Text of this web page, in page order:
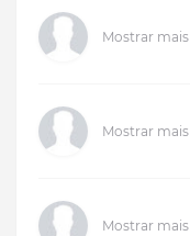
Mostrar mais
Mostrar mais
Mostrar mais